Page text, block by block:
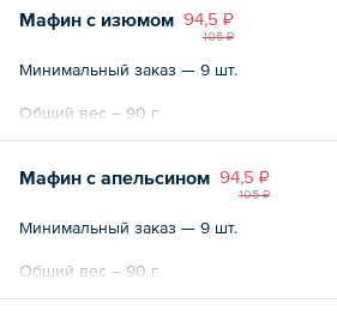
94,5 ₽
105 ₽
Мафин с изюмом
Минимальный заказ — 9 шт.
Общий вес – 90 г
94,5 ₽
105 ₽
Мафин с апельсином
Минимальный заказ — 9 шт.
Общий вес – 90 г